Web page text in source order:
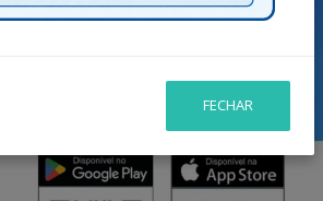
Next
FECHAR